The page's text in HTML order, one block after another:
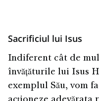
Sacrificiul lui Isus
Indiferent cât de
învățăturile lui Isus
exemplul Său, vom